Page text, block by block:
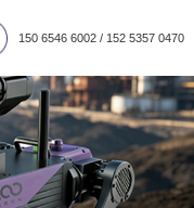
150 6546 6002 / 152 5357 0470